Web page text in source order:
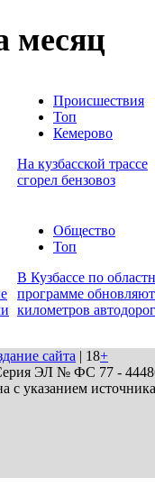
месяц
Происшествия
Топ
Кемерово
На кузбасской трассе
сгорел бензовоз
Общество
Топ
В Кузбассе по
программе
километров автодорог
сайта | 18+
ЭЛ № ФС 77 - 44486
с указанием